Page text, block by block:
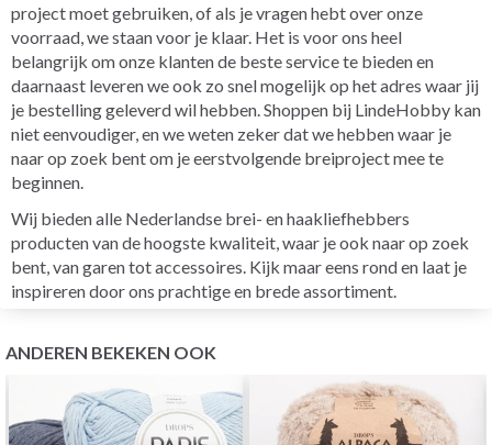
project moet gebruiken, of als je vragen hebt over onze
voorraad, we staan voor je klaar. Het is voor ons heel
belangrijk om onze klanten de beste service te bieden en
daarnaast leveren we ook zo snel mogelijk op het adres waar jij
je bestelling geleverd wil hebben. Shoppen bij LindeHobby kan
niet eenvoudiger, en we weten zeker dat we hebben waar je
naar op zoek bent om je eerstvolgende breiproject mee te
beginnen.
Wij bieden alle Nederlandse brei- en haakliefhebbers
producten van de hoogste kwaliteit, waar je ook naar op zoek
bent, van garen tot accessoires. Kijk maar eens rond en laat je
inspireren door ons prachtige en brede assortiment.
ANDEREN BEKEKEN OOK